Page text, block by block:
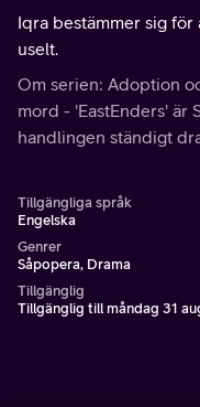
Iqra bestämmer sig för
uselt.
Om serien: Adoption
mord - 'EastEnders' är
handlingen ständigt
Tillgängliga språk
Engelska
Genrer
Såpopera, Drama
Tillgänglig
Tillgänglig till måndag 31